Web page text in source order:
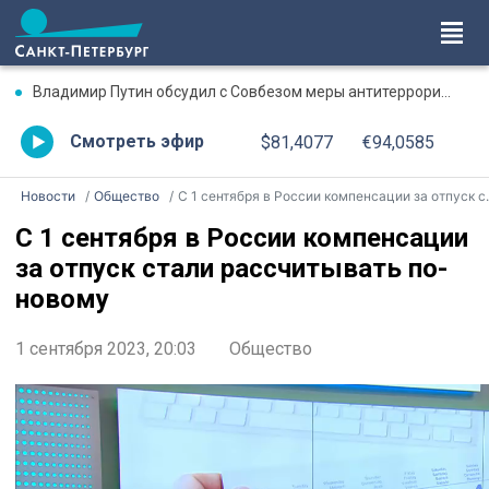
Владимир Путин обсудил с Совбезом меры антитеррористической защиты инфраструктуры
Смотреть эфир $81,4077 €94,0585
Новости Общество С 1 сентября в России компенсации за отпуск стали рассчитывать по-новому
С 1 сентября в России компенсации
за отпуск стали рассчитывать по-
новому
1 сентября 2023, 20:03 Общество